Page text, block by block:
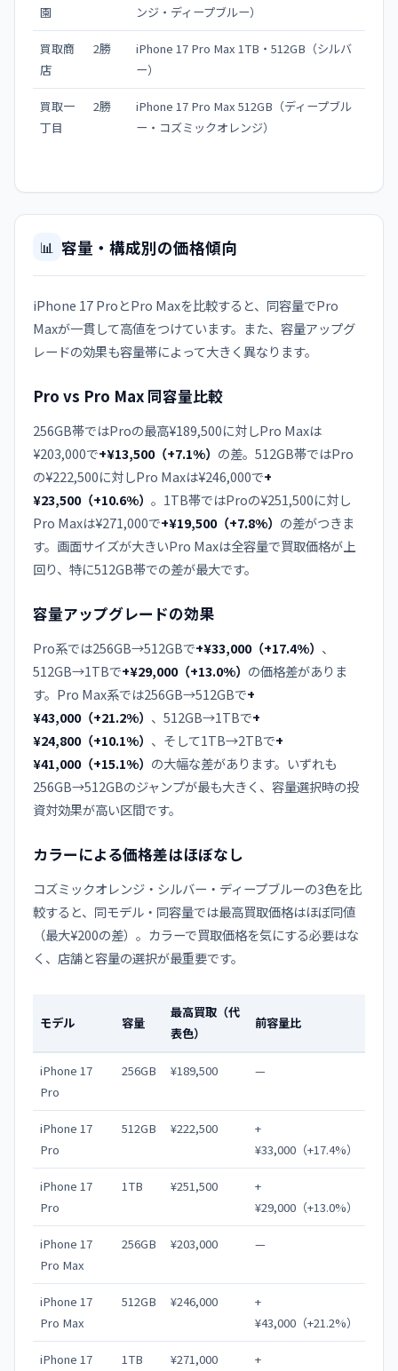
園 ンジ・ディープブルー）
買取商
店
2勝
iPhone 17 Pro Max 1TB・512GB（シルバ
ー）
買取一
丁目
2勝
iPhone 17 Pro Max 512GB（ディープブル
ー・コズミックオレンジ）
📊 容量・構成別の価格傾向
iPhone 17 ProとPro Maxを比較すると、同容量でPro
Maxが一貫して高値をつけています。また、容量アップグ
レードの効果も容量帯によって大きく異なります。
Pro vs Pro Max 同容量比較
256GB帯ではProの最高¥189,500に対しPro Maxは
¥203,000で+¥13,500（+7.1%） の差。512GB帯ではPro
の¥222,500に対しPro Maxは¥246,000で+
¥23,500（+10.6%） 。1TB帯ではProの¥251,500に対し
Pro Maxは¥271,000で+¥19,500（+7.8%） の差がつきま
す。画面サイズが大きいPro Maxは全容量で買取価格が上
回り、特に512GB帯での差が最大です。
容量アップグレードの効果
Pro系では256GB→512GBで+¥33,000（+17.4%） 、
512GB→1TBで+¥29,000（+13.0%） の価格差がありま
す。Pro Max系では256GB→512GBで+
¥43,000（+21.2%） 、512GB→1TBで+
¥24,800（+10.1%） 、そして1TB→2TBで+
¥41,000（+15.1%） の大幅な差があります。いずれも
256GB→512GBのジャンプが最も大きく、容量選択時の投
資対効果が高い区間です。
カラーによる価格差はほぼなし
コズミックオレンジ・シルバー・ディープブルーの3色を比
較すると、同モデル・同容量では最高買取価格はほぼ同値
（最大¥200の差）。カラーで買取価格を気にする必要はな
く、店舗と容量の選択が最重要です。
モデル 容量
最高買取（代
表色）
前容量比
iPhone 17
Pro
256GB ¥189,500 —
iPhone 17
Pro
512GB ¥222,500
+
¥33,000（+17.4%）
iPhone 17
Pro
1TB ¥251,500
+
¥29,000（+13.0%）
iPhone 17
Pro Max
256GB ¥203,000 —
iPhone 17
Pro Max
512GB ¥246,000
+
¥43,000（+21.2%）
iPhone 17
1TB ¥271,000
+